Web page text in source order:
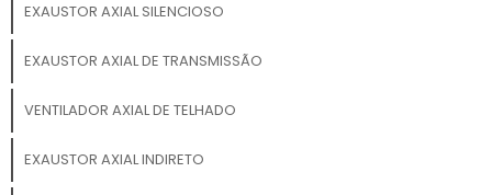
EXAUSTOR AXIAL SILENCIOSO
EXAUSTOR AXIAL DE TRANSMISSÃO
VENTILADOR AXIAL DE TELHADO
EXAUSTOR AXIAL INDIRETO